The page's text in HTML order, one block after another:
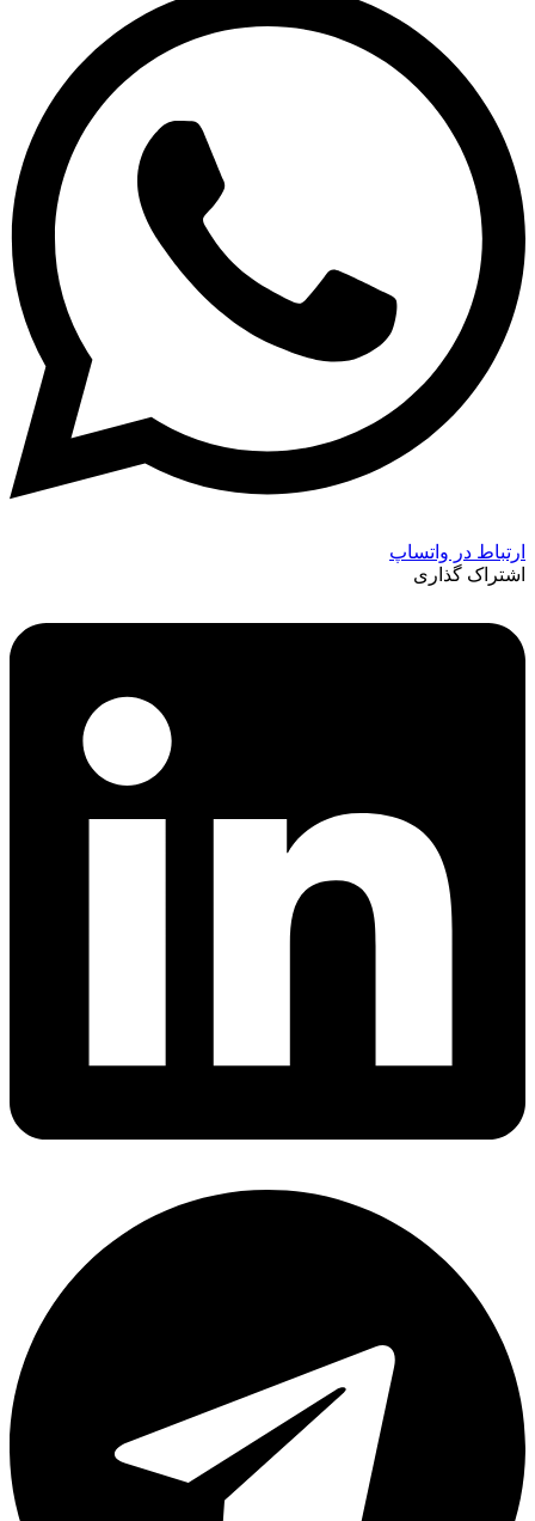
ارتباط در واتساپ
اشتراک گذاری